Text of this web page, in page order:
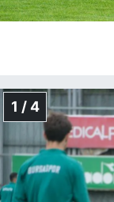
1 / 4